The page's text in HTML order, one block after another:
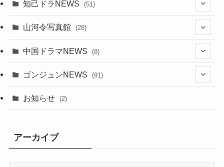
(29)
(20)
(21)
(14)
知己ドラNEWS (51)
(42)
(5)
山河令写真館 (28)
(17)
中国ドラマNEWS (8)
(1)
(6)
ゴンジュンNEWS (91)
(16)
お知らせ (2)
アーカイブ